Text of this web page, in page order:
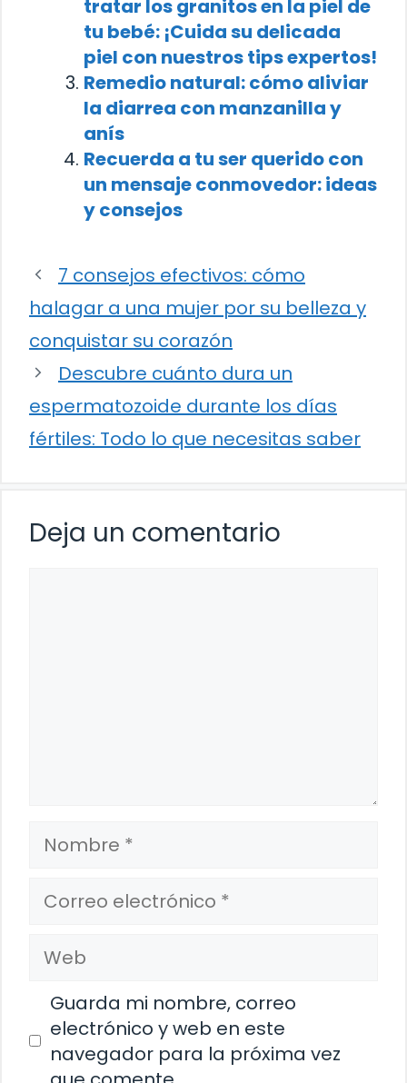
tratar los granitos en la piel de
tu bebé: ¡Cuida su delicada
piel con nuestros tips expertos!
Remedio natural: cómo aliviar
la diarrea con manzanilla y
anís
Recuerda a tu ser querido con
un mensaje conmovedor: ideas
y consejos
7 consejos efectivos: cómo
halagar a una mujer por su belleza y
conquistar su corazón
Descubre cuánto dura un
espermatozoide durante los días
fértiles: Todo lo que necesitas saber
Deja un comentario
Nombre
Correo
electrónico
Web
Guarda mi nombre, correo
electrónico y web en este
navegador para la próxima vez